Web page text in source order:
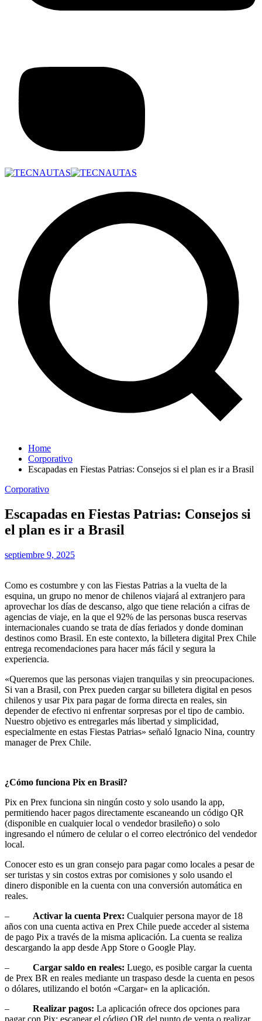
Home
Corporativo
Escapadas en Fiestas Patrias: Consejos si el plan es ir a Brasil
Corporativo
Escapadas en Fiestas Patrias: Consejos si
el plan es ir a Brasil
septiembre 9, 2025
Como es costumbre y con las Fiestas Patrias a la vuelta de la
esquina, un grupo no menor de chilenos viajará al extranjero para
aprovechar los días de descanso, algo que tiene relación a cifras de
agencias de viaje, en la que el 92% de las personas busca reservas
internacionales cuando se trata de días feriados y donde dominan
destinos como Brasil. En este contexto, la billetera digital Prex Chile
entrega recomendaciones para hacer más fácil y segura la
experiencia.
«Queremos que las personas viajen tranquilas y sin preocupaciones.
Si van a Brasil, con Prex pueden cargar su billetera digital en pesos
chilenos y usar Pix para pagar de forma directa en reales, sin
depender de efectivo ni enfrentar sorpresas por el tipo de cambio.
Nuestro objetivo es entregarles más libertad y simplicidad,
especialmente en estas Fiestas Patrias» señaló Ignacio Nina, country
manager de Prex Chile.
¿Cómo funciona Pix en Brasil?
Pix en Prex funciona sin ningún costo y solo usando la app,
permitiendo hacer pagos directamente escaneando un código QR
(disponible en cualquier local o vendedor brasileño) o solo
ingresando el número de celular o el correo electrónico del vendedor
local.
Conocer esto es un gran consejo para pagar como locales a pesar de
ser turistas y sin costos extras por comisiones y solo usando el
dinero disponible en la cuenta con una conversión automática en
reales.
– Activar la cuenta Prex: Cualquier persona mayor de 18
años con una cuenta activa en Prex Chile puede acceder al sistema
de pago Pix a través de la misma aplicación. La cuenta se realiza
descargando la app desde App Store o Google Play.
– Cargar saldo en reales: Luego, es posible cargar la cuenta
de Prex BR en reales mediante un traspaso desde la cuenta en pesos
o dólares, utilizando el botón «Cargar» en la aplicación.
– Realizar pagos: La aplicación ofrece dos opciones para
pagar con Pix: escanear el código QR del punto de venta o realizar